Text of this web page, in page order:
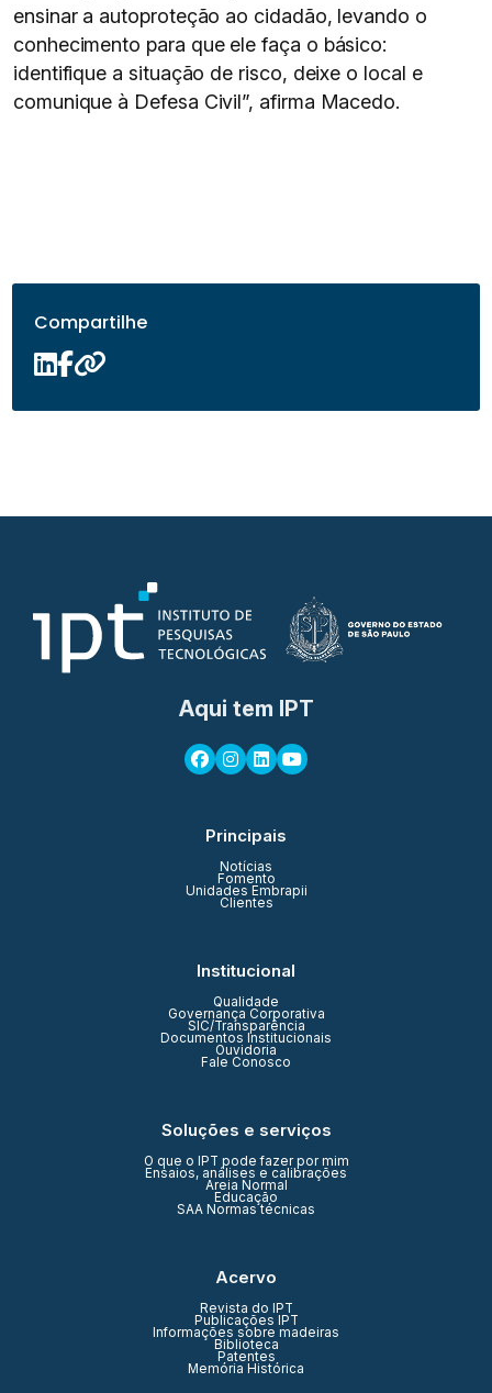
ensinar a autoproteção ao cidadão, levando o
conhecimento para que ele faça o básico:
identifique a situação de risco, deixe o local e
comunique à Defesa Civil”, afirma Macedo.
Compartilhe
Aqui tem IPT
Principais
Notícias
Fomento
Unidades Embrapii
Clientes
Institucional
Qualidade
Governança Corporativa
SIC/Transparência
Documentos Institucionais
Ouvidoria
Fale Conosco
Soluções e serviços
O que o IPT pode fazer por mim
Ensaios, análises e calibrações
Areia Normal
Educação
SAA Normas técnicas
Acervo
Revista do IPT
Publicações IPT
Informações sobre madeiras
Biblioteca
Patentes
Memória Histórica